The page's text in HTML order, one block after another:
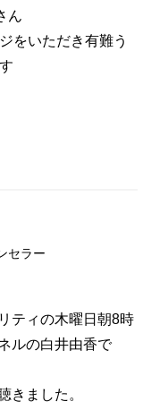
ん
をいただき有難う
セラー
ティの木曜日朝8時
ルの白井由香で
きました。